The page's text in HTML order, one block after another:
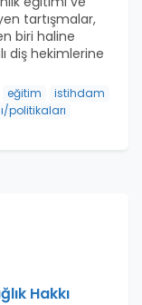
tartışmalar,
biri haline
diş hekimlerine
eğitim
istihdam
politikaları
Hakkı